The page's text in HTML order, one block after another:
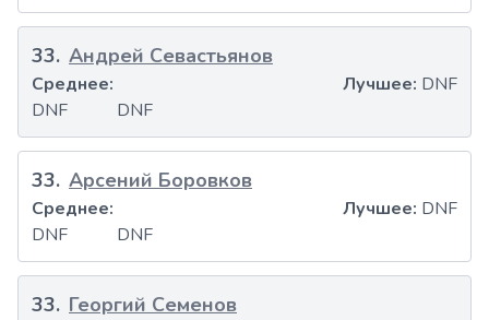
33. Андрей Севастьянов
DNF DNF
Среднее: Лучшее: DNF
33. Арсений Боровков
DNF DNF
Среднее: Лучшее: DNF
33. Георгий Семенов